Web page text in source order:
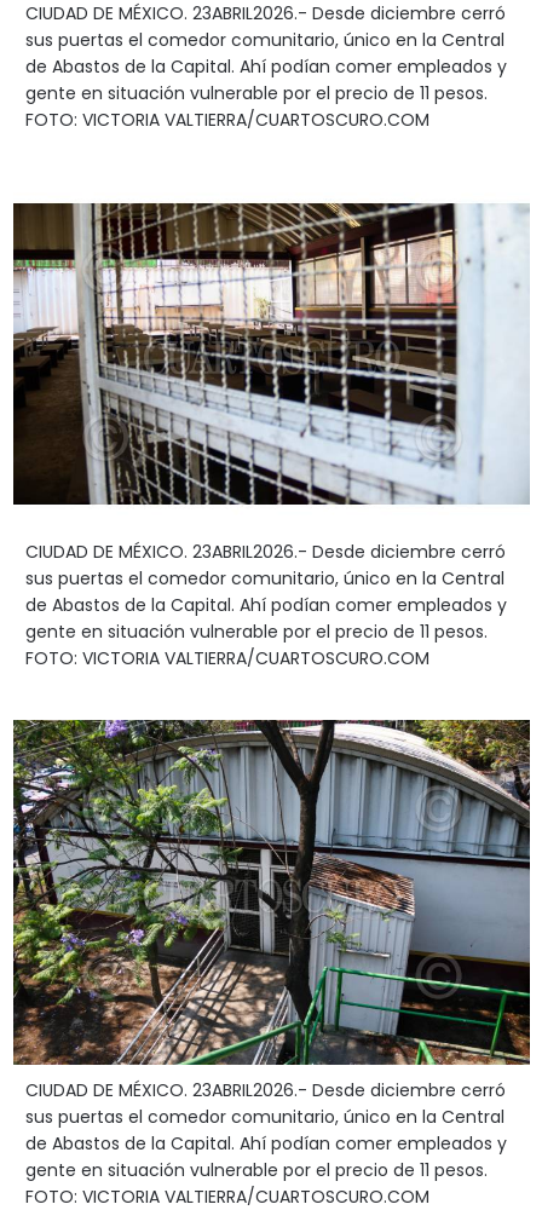
CIUDAD DE MÉXICO. 23ABRIL2026.- Desde diciembre cerró
sus puertas el comedor comunitario, único en la Central
de Abastos de la Capital. Ahí podían comer empleados y
gente en situación vulnerable por el precio de 11 pesos.
FOTO: VICTORIA VALTIERRA/CUARTOSCURO.COM
CIUDAD DE MÉXICO. 23ABRIL2026.- Desde diciembre cerró
sus puertas el comedor comunitario, único en la Central
de Abastos de la Capital. Ahí podían comer empleados y
gente en situación vulnerable por el precio de 11 pesos.
FOTO: VICTORIA VALTIERRA/CUARTOSCURO.COM
CIUDAD DE MÉXICO. 23ABRIL2026.- Desde diciembre cerró
sus puertas el comedor comunitario, único en la Central
de Abastos de la Capital. Ahí podían comer empleados y
gente en situación vulnerable por el precio de 11 pesos.
FOTO: VICTORIA VALTIERRA/CUARTOSCURO.COM